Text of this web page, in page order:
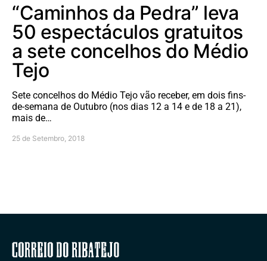
“Caminhos da Pedra” leva
50 espectáculos gratuitos
a sete concelhos do Médio
Tejo
Sete concelhos do Médio Tejo vão receber, em dois fins-
de-semana de Outubro (nos dias 12 a 14 e de 18 a 21),
mais de…
25 de Setembro, 2018
Correio do Ribatejo